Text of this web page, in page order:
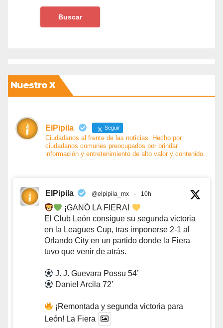
Nuestro X
ElPipila Seguir
Ciudadanos al frente de las noticias. Hecho por
ciudadanos comunes preocupados por brindar
información y entretenimiento de alto valor y contenido.
ElPipila @elpipila_mx · 10h
¡GANÓ LA FIERA!
El Club León consigue su segunda victoria
en la Leagues Cup, tras imponerse 2-1 al
Orlando City en un partido donde la Fiera
tuvo que venir de atrás.
J. J. Guevara Possu 54’
Daniel Arcila 72’
¡Remontada y segunda victoria para
León! La Fiera